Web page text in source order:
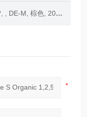
Boro 3.3, PP瓶塞, 带USP 个体证书